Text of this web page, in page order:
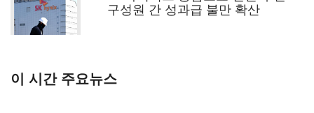
구성원 간 성과급 불만 확산
이 시간 주요뉴스